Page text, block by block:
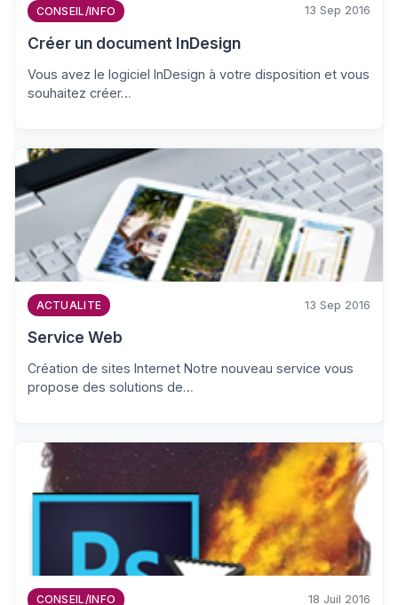
CONSEIL/INFO 13 Sep 2016
Créer un document InDesign
Vous avez le logiciel InDesign à votre disposition et vous
souhaitez créer…
ACTUALITE 13 Sep 2016
Service Web
Création de sites Internet Notre nouveau service vous
propose des solutions de…
CONSEIL/INFO 18 Juil 2016